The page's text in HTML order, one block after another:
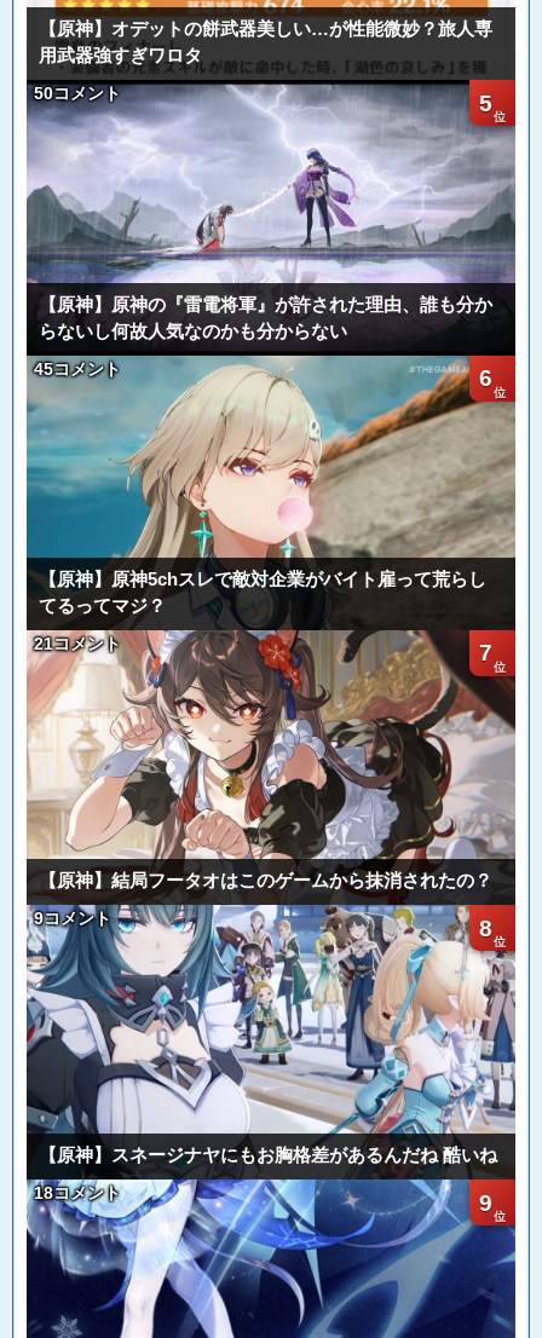
【原神】オデットの餅武器美しい…が性能微妙？旅人専
用武器強すぎワロタ
5
50コメント
【原神】原神の『雷電将軍』が許された理由、誰も分か
らないし何故人気なのかも分からない
6
45コメント
【原神】原神5chスレで敵対企業がバイト雇って荒らし
てるってマジ？
7
21コメント
【原神】結局フータオはこのゲームから抹消されたの？
8
9コメント
【原神】スネージナヤにもお胸格差があるんだね 酷いね
9
18コメント